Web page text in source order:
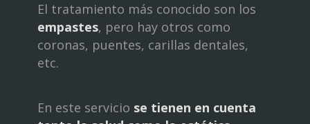
El tratamiento más conocido son los
empastes, pero hay otros como
coronas, puentes, carillas dentales,
etc.
En este servicio se tienen en cuenta